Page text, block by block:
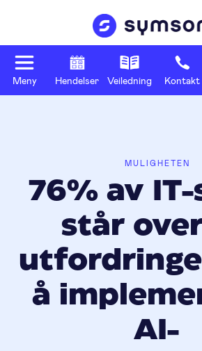
Meny Hendelser Veiledning Kontakt
MULIGHETEN
76% av
står
å
AI-